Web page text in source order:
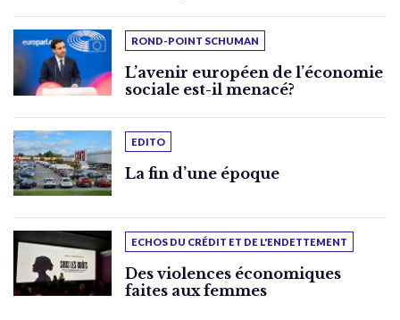
ROND-POINT SCHUMAN
L’avenir européen de l’économie
sociale est-il menacé?
EDITO
La fin d’une époque
ECHOS DU CRÉDIT ET DE L'ENDETTEMENT
Des violences économiques
faites aux femmes